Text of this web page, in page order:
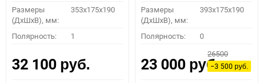
Размеры
(ДхШхВ), мм:
353x175x190
Полярность: 1
32 100 руб.
Размеры
(ДхШхВ), мм:
393x175x190
Полярность: 0
23 000 руб.
26500
−3 500руб.